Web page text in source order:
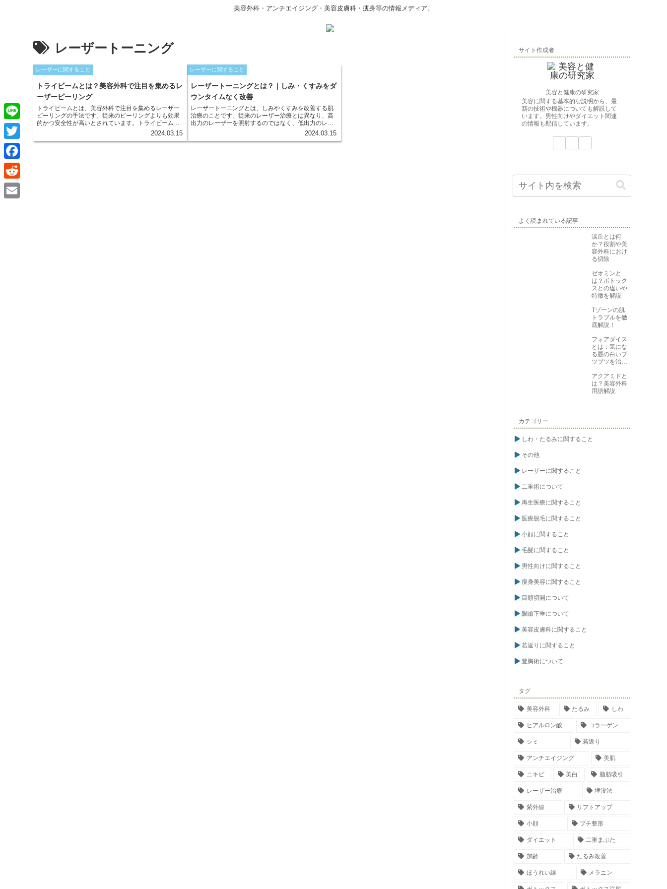
美容外科・アンチエイジング・美容皮膚科・痩身等の情報メディア。
レーザートーニング
レーザーに関すること
トライビームとは？美容外科で注目を集めるレ
ーザーピーリング
トライビームとは、美容外科で注目を集めるレーザー
ピーリングの手法です。従来のピーリングよりも効果
的かつ安全性が高いとされています。トライビーム
は、3つの波長のレーザーを照射することで、皮膚の浅
2024.03.15
レーザーに関すること
レーザートーニングとは？｜しみ・くすみをダ
ウンタイムなく改善
レーザートーニングとは、しみやくすみを改善する肌
治療のことです。従来のレーザー治療とは異なり、高
出力のレーザーを照射するのではなく、低出力のレー
ザーを複数回にわたって照射するのが特徴です。これ
2024.03.15
サイト作成者
美容と健康の研究家
美容に関する基本的な説明から、最
新の技術や機器についても解説して
います。男性向けやダイエット関連
の情報も配信しています。
よく読まれている記事
涙丘とは何
か？役割や美
容外科におけ
る切除
ゼオミンと
は？ボトック
スとの違いや
特徴を解説
Tゾーンの肌
トラブルを徹
底解説！
フォアダイス
とは：気にな
る唇の白いブ
ツブツを治す
アクアミドと
は？美容外科
用語解説
カテゴリー
しわ・たるみに関すること
その他
レーザーに関すること
二重術について
再生医療に関すること
医療脱毛に関すること
小顔に関すること
毛髪に関すること
男性向けに関すること
痩身美容に関すること
目頭切開について
眼瞼下垂について
美容皮膚科に関すること
若返りに関すること
豊胸術について
タグ
美容外科 たるみ しわ
ヒアルロン酸 コラーゲン
シミ 若返り
アンチエイジング 美肌
ニキビ 美白 脂肪吸引
レーザー治療 埋没法
紫外線 リフトアップ
小顔 プチ整形
ダイエット 二重まぶた
加齢 たるみ改善
ほうれい線 メラニン
L
i
n
e
T
w
i
t
F
a
c
R